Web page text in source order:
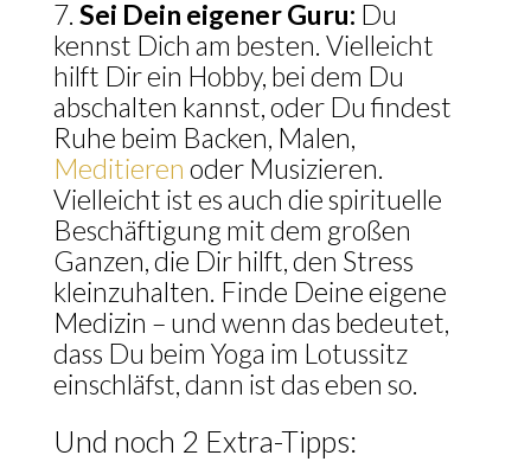
Sei Dein eigener Guru: Du
kennst Dich am besten. Vielleicht
hilft Dir ein Hobby, bei dem Du
abschalten kannst, oder Du findest
Ruhe beim Backen, Malen,
Meditieren oder Musizieren.
Vielleicht ist es auch die spirituelle
Beschäftigung mit dem großen
Ganzen, die Dir hilft, den Stress
kleinzuhalten. Finde Deine eigene
Medizin – und wenn das bedeutet,
dass Du beim Yoga im Lotussitz
einschläfst, dann ist das eben so.
Und noch 2 Extra-Tipps: